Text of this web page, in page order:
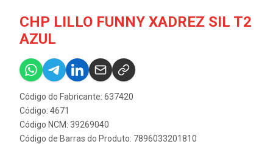
CHP LILLO FUNNY XADREZ SIL T2
AZUL
Código do Fabricante: 637420
Código: 4671
Código NCM: 39269040
Código de Barras do Produto: 7896033201810